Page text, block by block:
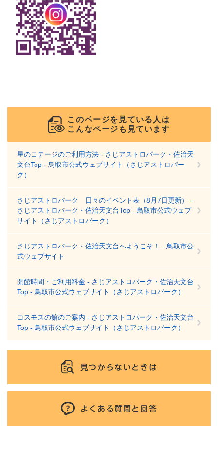
このページを見ている人は
こんなページも見ています
星のコテージのご利用方法 - さじアストロパーク・佐治天
文台Top - 鳥取市公式ウェブサイト（さじアストロパー
ク）
さじアストロパーク 日々のイベント表（8月7日更新） -
さじアストロパーク・佐治天文台Top - 鳥取市公式ウェブ
サイト（さじアストロパーク）
さじアストロパーク・佐治天文台へようこそ！ - 鳥取市公
式ウェブサイト
開館時間・ご利用料金 - さじアストロパーク・佐治天文台
Top - 鳥取市公式ウェブサイト（さじアストロパーク）
コスモスの館のご案内 - さじアストロパーク・佐治天文台
Top - 鳥取市公式ウェブサイト（さじアストロパーク）
見つからないときは
よくある質問と回答